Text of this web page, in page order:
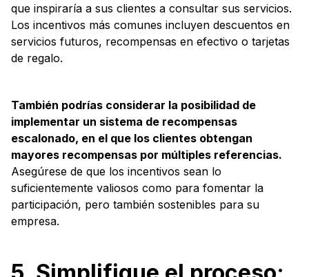
que inspiraría a sus clientes a consultar sus servicios.
Los incentivos más comunes incluyen descuentos en
servicios futuros, recompensas en efectivo o tarjetas
de regalo.
También podrías considerar la posibilidad de
implementar un sistema de recompensas
escalonado, en el que los clientes obtengan
mayores recompensas por múltiples referencias.
Asegúrese de que los incentivos sean lo
suficientemente valiosos como para fomentar la
participación, pero también sostenibles para su
empresa.